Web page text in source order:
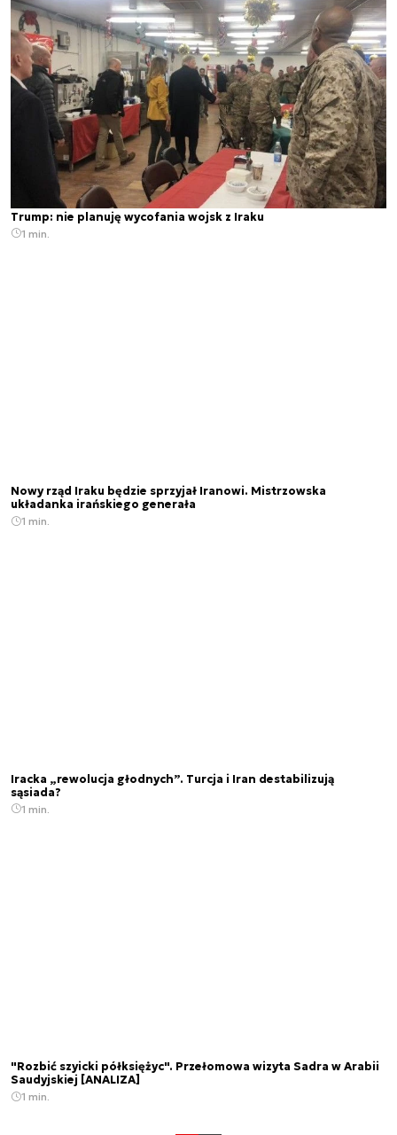
Trump: nie planuję wycofania wojsk z Iraku
1 min.
Nowy rząd Iraku będzie sprzyjał Iranowi. Mistrzowska
układanka irańskiego generała
1 min.
Iracka „rewolucja głodnych”. Turcja i Iran destabilizują
sąsiada?
1 min.
"Rozbić szyicki półksiężyc". Przełomowa wizyta Sadra w Arabii
Saudyjskiej [ANALIZA]
1 min.